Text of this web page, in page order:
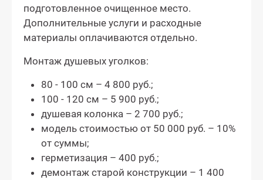
подготовленное очищенное место.
Дополнительные услуги и расходные
материалы оплачиваются отдельно.
Монтаж душевых уголков:
80 - 100 см – 4 800 руб.;
100 - 120 см – 5 900 руб.;
душевая колонка – 2 700 руб.;
модель стоимостью от 50 000 руб. – 10%
от суммы;
герметизация – 400 руб.;
демонтаж старой конструкции – 1 400